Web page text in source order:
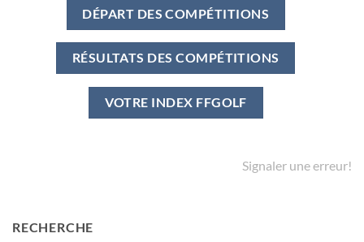
DÉPART DES COMPÉTITIONS
RÉSULTATS DES COMPÉTITIONS
VOTRE INDEX FFGOLF
Signaler une erreur!
RECHERCHE